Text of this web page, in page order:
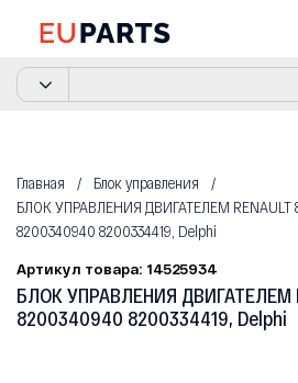
Главная
Блок управления
БЛОК УПРАВЛЕНИЯ ДВИГАТЕЛЕМ RENAULT
8200340940 8200334419, Delphi
Артикул товара: 14525934
БЛОК УПРАВЛЕНИЯ ДВИГАТЕЛЕМ
8200340940 8200334419, Delphi